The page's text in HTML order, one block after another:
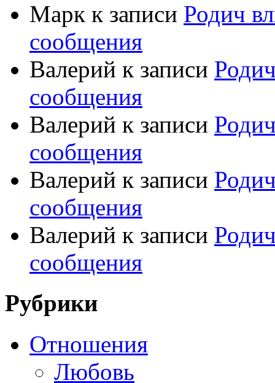
Марк к записи Родич
сообщения
Валерий к записи
сообщения
Валерий к записи
сообщения
Валерий к записи
сообщения
Валерий к записи
сообщения
Рубрики
Отношения
Любовь